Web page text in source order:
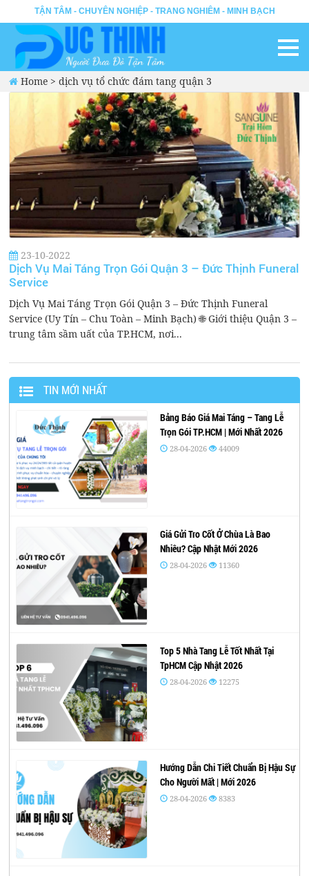
TẬN TÂM - CHUYÊN NGHIỆP - TRANG NGHIÊM - MINH BẠCH
Home >dịch vụ tổ chức đám tang quận 3
23-10-2022
Dịch Vụ Mai Táng Trọn Gói Quận 3 – Đức Thịnh Funeral
Service
Dịch Vụ Mai Táng Trọn Gói Quận 3 – Đức Thịnh Funeral
Service (Uy Tín – Chu Toàn – Minh Bạch) 🌐 Giới thiệu Quận 3 –
trung tâm sầm uất của TP.HCM, nơi...
TIN MỚI NHẤT
Bảng Báo Giá Mai Táng – Tang Lễ
Trọn Gói TP.HCM | Mới Nhất 2026
28-04-2026 44009
Giá Gửi Tro Cốt Ở Chùa Là Bao
Nhiêu? Cập Nhật Mới 2026
28-04-2026 11360
Top 5 Nhà Tang Lễ Tốt Nhất Tại
TpHCM Cập Nhật 2026
28-04-2026 12275
Hướng Dẫn Chi Tiết Chuẩn Bị Hậu Sự
Cho Người Mất | Mới 2026
28-04-2026 8383